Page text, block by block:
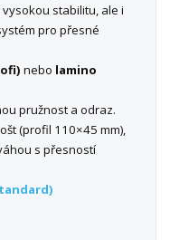
stabilitu, ale i
pro přesné
nebo lamino
pružnost a odraz.
(profil 110×45 mm),
s přesností